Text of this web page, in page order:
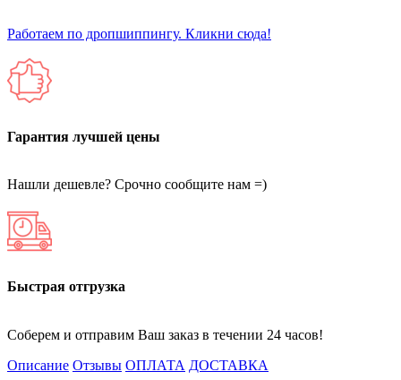
Работаем по дропшиппингу. Кликни сюда!
Гарантия лучшей цены
Нашли дешевле? Срочно сообщите нам =)
Быстрая отгрузка
Соберем и отправим Ваш заказ в течении 24 часов!
Описание Отзывы ОПЛАТА ДОСТАВКА